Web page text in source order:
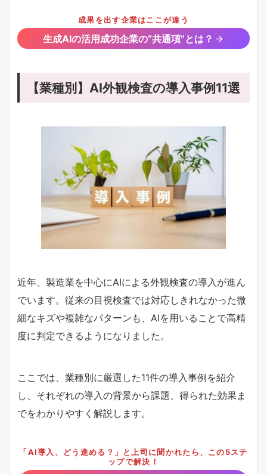
成果を出す企業はここが違う
生成AIの活用成功企業の“共通項”とは？
【業種別】AI外観検査の導入事例11選
近年、製造業を中心にAIによる外観検査の導入が進ん
でいます。従来の目視検査では対応しきれなかった微
細なキズや複雑なパターンも、AIを用いることで高精
度に判定できるようになりました。
ここでは、業種別に厳選した11件の導入事例を紹介
し、それぞれの導入の背景から課題、得られた効果ま
でをわかりやすく解説します。
「AI導入、どう進める？」と上司に聞かれたら、この5ステ
ップで解決！